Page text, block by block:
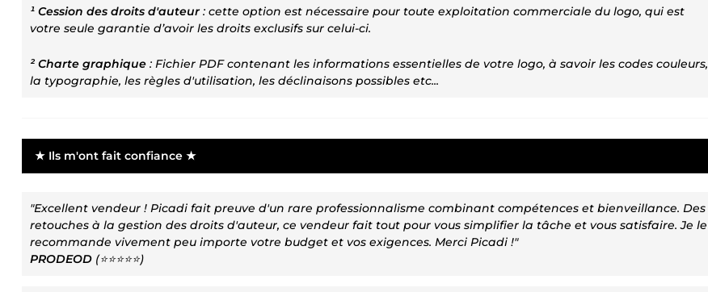
¹ Cession des droits d'auteur: cette option est nécessaire pour toute exploitation commerciale du logo, qui est
votre seule garantie d’avoir les droits exclusifs sur celui-ci.
² Charte graphique : Fichier PDF contenant les informations essentielles de votre logo, à savoir les codes couleurs,
la typographie, les règles d'utilisation, les déclinaisons possibles etc...
★ Ils m'ont fait confiance ★
"Excellent vendeur ! Picadi fait preuve d'un rare professionnalisme combinant compétences et bienveillance. Des
retouches à la gestion des droits d'auteur, ce vendeur fait tout pour vous simplifier la tâche et vous satisfaire. Je le
recommande vivement peu importe votre budget et vos exigences. Merci Picadi !"
PRODEOD (⭐⭐⭐⭐⭐)